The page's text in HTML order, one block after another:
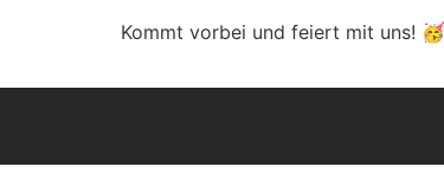
Kommt vorbei und feiert mit uns! 🥳